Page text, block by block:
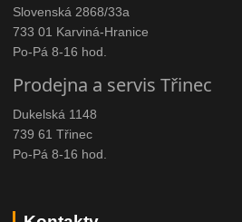
Slovenská 2868/33a
733 01 Karviná-Hranice
Po-Pá 8-16 hod.
Prodejna a servis Třinec
Dukelská 1148
739 61 Třinec
Po-Pá 8-16 hod.